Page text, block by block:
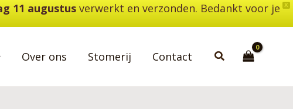
X
11 augustusverwerkt en verzonden. Bedankt voor je
Over ons Stomerij Contact Zoeken